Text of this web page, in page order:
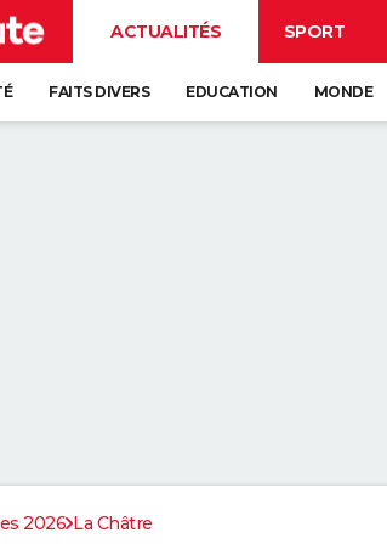
ACTUALITÉS SPORT
FAITS DIVERS EDUCATION MONDE
2026 La Châtre